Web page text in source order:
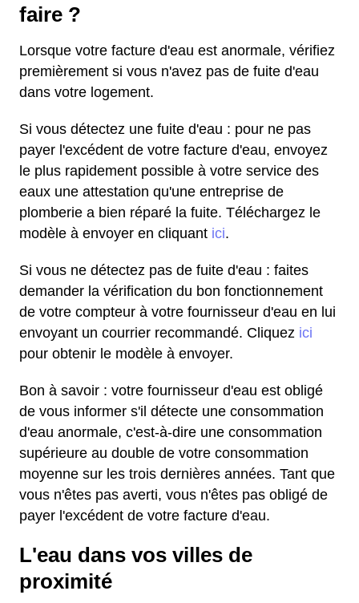
faire ?
Lorsque votre facture d'eau est anormale, vérifiez
premièrement si vous n'avez pas de fuite d'eau
dans votre logement.
Si vous détectez une fuite d'eau : pour ne pas
payer l'excédent de votre facture d'eau, envoyez
le plus rapidement possible à votre service des
eaux une attestation qu'une entreprise de
plomberie a bien réparé la fuite. Téléchargez le
modèle à envoyer en cliquant ici.
Si vous ne détectez pas de fuite d'eau : faites
demander la vérification du bon fonctionnement
de votre compteur à votre fournisseur d'eau en lui
envoyant un courrier recommandé. Cliquez ici
pour obtenir le modèle à envoyer.
Bon à savoir : votre fournisseur d'eau est obligé
de vous informer s'il détecte une consommation
d'eau anormale, c'est-à-dire une consommation
supérieure au double de votre consommation
moyenne sur les trois dernières années. Tant que
vous n'êtes pas averti, vous n'êtes pas obligé de
payer l'excédent de votre facture d'eau.
L'eau dans vos villes de
proximité